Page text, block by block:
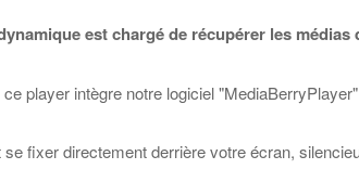
est chargé de récupérer les
ce player intègre notre logiciel
fixer directement derrière votre écran,